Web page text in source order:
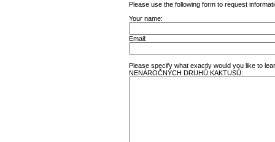
Please use the following form to request
Your name:
Email:
Please specify what exactly would you like to
NENÁROČNÝCH DRUHŮ KAKTUSŮ: